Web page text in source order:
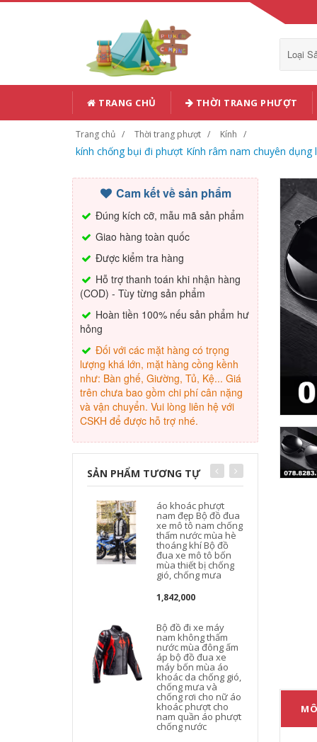
Loại
TRANG CHỦ THỜI TRANG PHƯỢT
Trang chủ Thời trang phượt Kính
kính chống bụi đi phượt Kính râm nam chuyên
Cam kết về sản phẩm
Đúng kích cỡ, mẫu mã sản phẩm
Giao hàng toàn quốc
Được kiểm tra hàng
Hỗ trợ thanh toán khi nhận hàng
(COD) - Tùy từng sản phẩm
Hoàn tiền 100% nếu sản phẩm hư
hỏng
Đối với các mặt hàng có trọng
lượng khá lớn, mặt hàng cồng kềnh
như: Bàn ghế, Giường, Tủ, Kệ... Giá
trên chưa bao gồm chi phí cân nặng
và vận chuyển. Vui lòng liên hệ với
CSKH để được hỗ trợ nhé.
SẢN PHẨM TƯƠNG TỰ
áo khoác phượt
nam đẹp Bộ đồ đua
xe mô tô nam chống
thấm nước mùa hè
thoáng khí Bộ đồ
đua xe mô tô bốn
mùa thiết bị chống
gió, chống mưa
1,842,000
Bộ đồ đi xe máy
nam không thấm
nước mùa đông ấm
áp bộ đồ đua xe
máy bốn mùa áo
khoác da chống gió,
chống mưa và
chống rơi cho nữ áo
khoác phượt cho
nam quần áo phượt
chống nước